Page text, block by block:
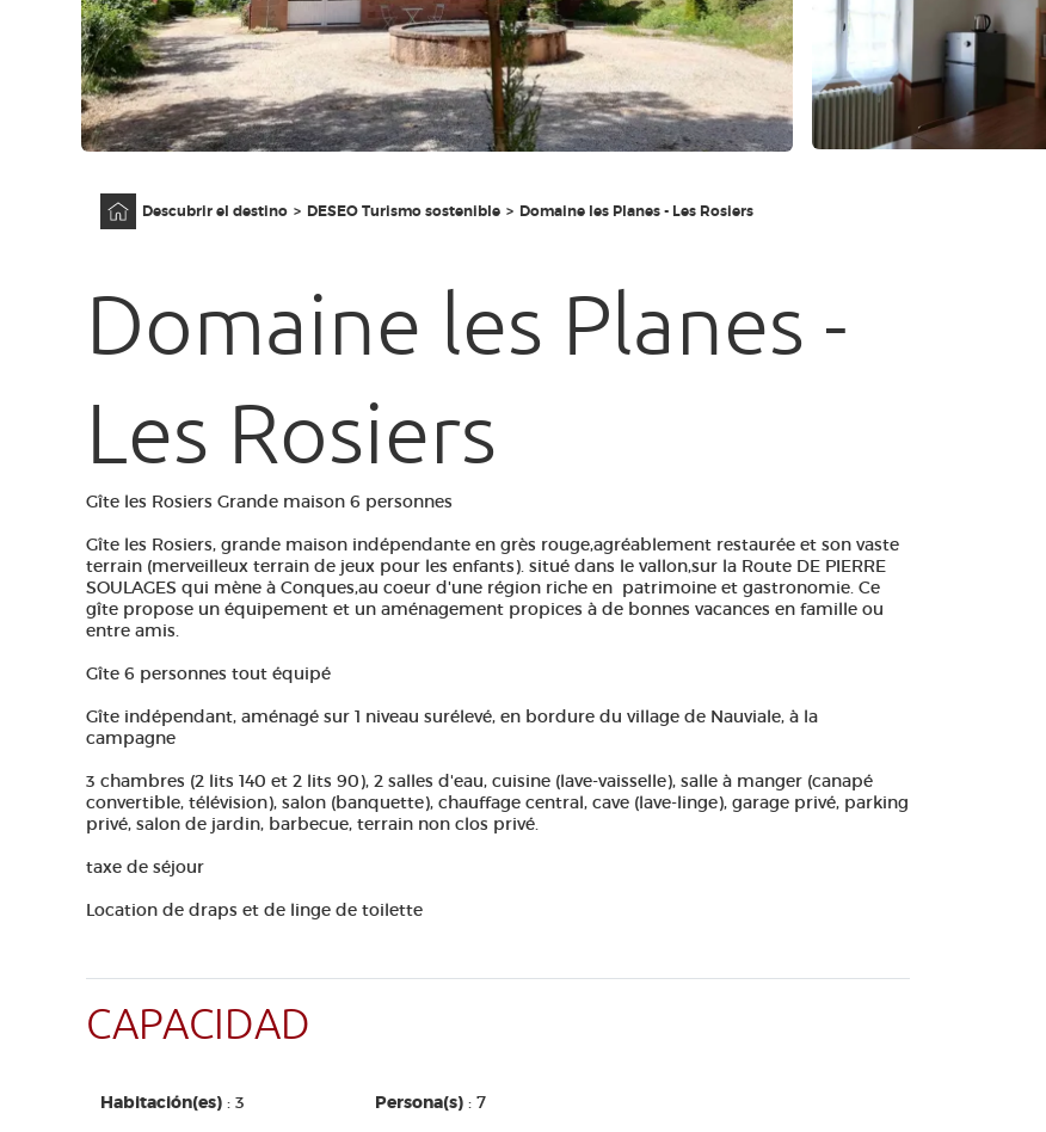
Descubrir el destino DESEO Turismo sostenible Domaine les Planes - Les Rosiers
Domaine les Planes -
Les Rosiers
Gîte les Rosiers Grande maison 6 personnes
Gîte les Rosiers, grande maison indépendante en grès rouge,agréablement restaurée et son vaste
terrain (merveilleux terrain de jeux pour les enfants). situé dans le vallon,sur la Route DE PIERRE
SOULAGES qui mène à Conques,au coeur d'une région riche en patrimoine et gastronomie. Ce
gîte propose un équipement et un aménagement propices à de bonnes vacances en famille ou
entre amis.
Gîte 6 personnes tout équipé
Gîte indépendant, aménagé sur 1 niveau surélevé, en bordure du village de Nauviale, à la
campagne
3 chambres (2 lits 140 et 2 lits 90), 2 salles d'eau, cuisine (lave-vaisselle), salle à manger (canapé
convertible, télévision), salon (banquette), chauffage central, cave (lave-linge), garage privé, parking
privé, salon de jardin, barbecue, terrain non clos privé.
taxe de séjour
Location de draps et de linge de toilette
CAPACIDAD
Habitación(es) : 3 Persona(s) : 7